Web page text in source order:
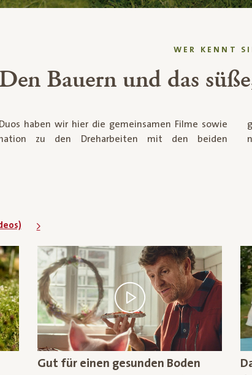
WER KENNT
Den Bauern und das
haben wir hier die gemeinsamen Filme sowie
zu den Dreharbeiten mit den beiden
lüften wir die Frage, was mit den rosa TV-Stars
Gut für einen gesunden Boden